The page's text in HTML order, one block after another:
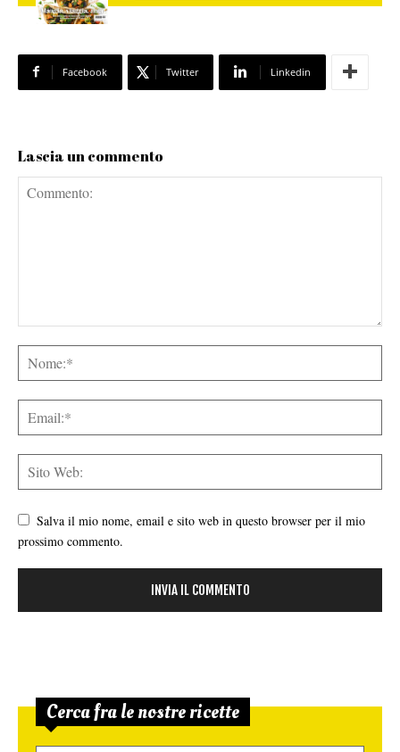
Facebook Twitter Linkedin
Lascia un commento
Salva il mio nome, email e sito web in questo browser per il mio
prossimo commento.
Cerca fra le nostre ricette